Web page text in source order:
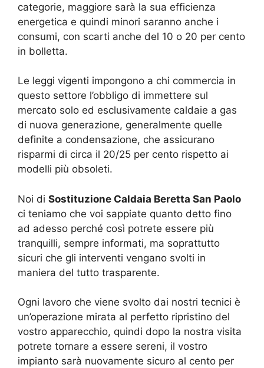
categorie, maggiore sarà la sua efficienza
energetica e quindi minori saranno anche i
consumi, con scarti anche del 10 o 20 per cento
in bolletta.
Le leggi vigenti impongono a chi commercia in
questo settore l’obbligo di immettere sul
mercato solo ed esclusivamente caldaie a gas
di nuova generazione, generalmente quelle
definite a condensazione, che assicurano
risparmi di circa il 20/25 per cento rispetto ai
modelli più obsoleti.
Noi di Sostituzione Caldaia Beretta San Paolo
ci teniamo che voi sappiate quanto detto fino
ad adesso perché così potrete essere più
tranquilli, sempre informati, ma soprattutto
sicuri che gli interventi vengano svolti in
maniera del tutto trasparente.
Ogni lavoro che viene svolto dai nostri tecnici è
un’operazione mirata al perfetto ripristino del
vostro apparecchio, quindi dopo la nostra visita
potrete tornare a essere sereni, il vostro
impianto sarà nuovamente sicuro al cento per